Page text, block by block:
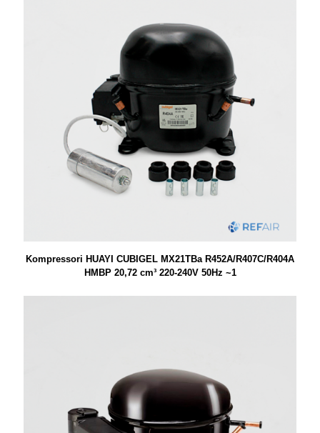
Kompressori HUAYI CUBIGEL MX21TBa R452A/R407C/R404A
HMBP 20,72 cm³ 220-240V 50Hz ~1